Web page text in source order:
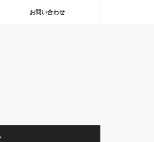
お問い合わせ